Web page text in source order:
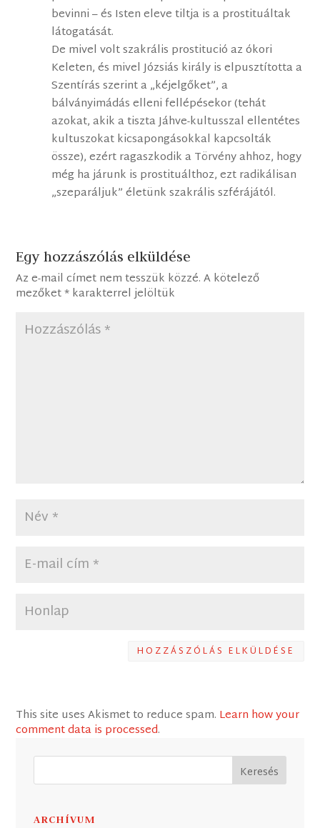
bevinni – és Isten eleve tiltja is a prostituáltak
látogatását.
De mivel volt szakrális prostitució az ókori
Keleten, és mivel Józsiás király is elpusztította a
Szentírás szerint a „kéjelgőket”, a
bálványimádás elleni fellépésekor (tehát
azokat, akik a tiszta Jáhve-kultusszal ellentétes
kultuszokat kicsapongásokkal kapcsolták
össze), ezért ragaszkodik a Törvény ahhoz, hogy
még ha járunk is prostituálthoz, ezt radikálisan
„szeparáljuk” életünk szakrális szférájától.
Egy hozzászólás elküldése
Az e-mail címet nem tesszük közzé. A kötelező
mezőket*karakterrel jelöltük
HOZZÁSZÓLÁS ELKÜLDÉSE
This site uses Akismet to reduce spam. Learn how your
comment data is processed.
ARCHÍVUM